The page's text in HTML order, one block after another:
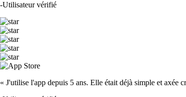
-Utilisateur vérifié
« J'utilise l'app depuis 5 ans. Elle était déjà simple et axée